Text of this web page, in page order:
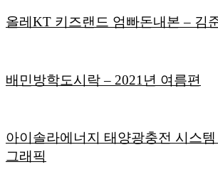
올레KT 키즈랜드 엄빠돈내본 – 김
배민방학도시락 – 2021년 여름편
아이솔라에너지 태양광충전 시스
그래픽